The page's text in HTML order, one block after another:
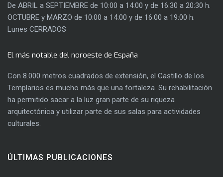
De ABRIL a SEPTIEMBRE de 10:00 a 14:00 y de 16:30 a 20:30 h.
OCTUBRE y MARZO de 10:00 a 14:00 y de 16:00 a 19:00 h.
Lunes CERRADOS
El más notable del noroeste de España
Con 8.000 metros cuadrados de extensión, el Castillo de los
Templarios es mucho más que una fortaleza. Su rehabilitación
ha permitido sacar a la luz gran parte de su riqueza
arquitectónica y utilizar parte de sus salas para actividades
culturales.
ÚLTIMAS PUBLICACIONES